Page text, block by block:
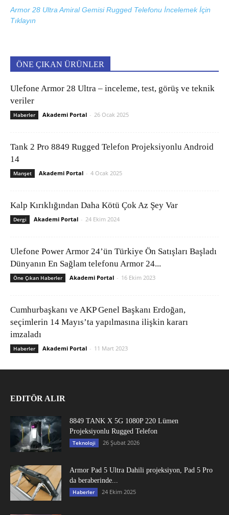
Armor 28 Ultra Amiral Gemisi Rugged Telefonu İncelemek İçin
Tıklayın
ÖNE ÇIKAN ÜRÜNLER
Ulefone Armor 28 Ultra – inceleme, test, görüş ve teknik
veriler
Haberler Akademi Portal - 26 Ocak 2025
Tank 2 Pro 8849 Rugged Telefon Projeksiyonlu Android
14
Manşet Akademi Portal - 4 Ocak 2025
Kalp Kırıklığından Daha Kötü Çok Az Şey Var
Dergi Akademi Portal - 24 Ekim 2024
Ulefone Power Armor 24’ün Türkiye Ön Satışları Başladı
Dünyanın En Sağlam telefonu Armor 24...
Öne Çıkan Haberler Akademi Portal - 16 Ekim 2023
Cumhurbaşkanı ve AKP Genel Başkanı Erdoğan,
seçimlerin 14 Mayıs’ta yapılmasına ilişkin kararı
imzaladı
Haberler Akademi Portal - 11 Mart 2023
EDITÖR ALIR
8849 TANK X 5G 1080P 220 Lümen
Projeksiyonlu Rugged Telefon
Teknoloji 26 Şubat 2026
Armor Pad 5 Ultra Dahili projeksiyon, Pad 5 Pro
da beraberinde...
Haberler 24 Ekim 2025